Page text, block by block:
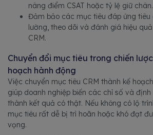
nâng điểm CSAT hoặc tỷ lệ giữ chân.
Đảm bảo các mục tiêu đáp ứng tiêu
lường, theo dõi và đánh giá hiệu
CRM.
Chuyển đổi mục tiêu trong chiến
hoạch hành động
Việc chuyển mục tiêu CRM thành kế
giúp doanh nghiệp biến các chỉ số và
thành kết quả có thật. Nếu không có lộ
mục tiêu rất dễ bị trì hoãn hoặc khó đạt
vọng.